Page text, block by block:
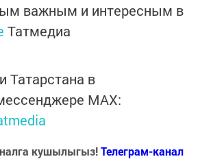
важным и интересным в
Татмедиа
Татарстана в
MАХ:
кушылыгыз!Телеграм-канал